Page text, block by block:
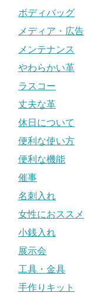
ボディバッグ
メディア・広告
メンテナンス
やわらかい革
ラスコー
丈夫な革
休日について
便利な使い方
便利な機能
催事
名刺入れ
女性におススメ
小銭入れ
展示会
工具・金具
手作りキット